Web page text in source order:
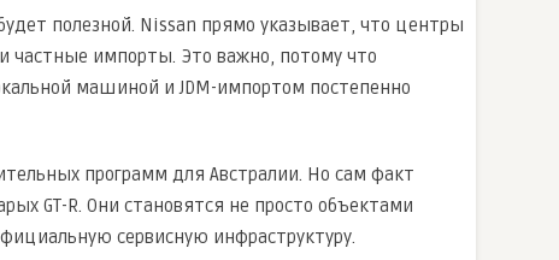
полезной. Nissan прямо указывает, что центры
импорты. Это важно, потому что
машиной и JDM-импортом постепенно
программ для Австралии. Но сам факт
GT-R. Они становятся не просто объектами
сервисную инфраструктуру.